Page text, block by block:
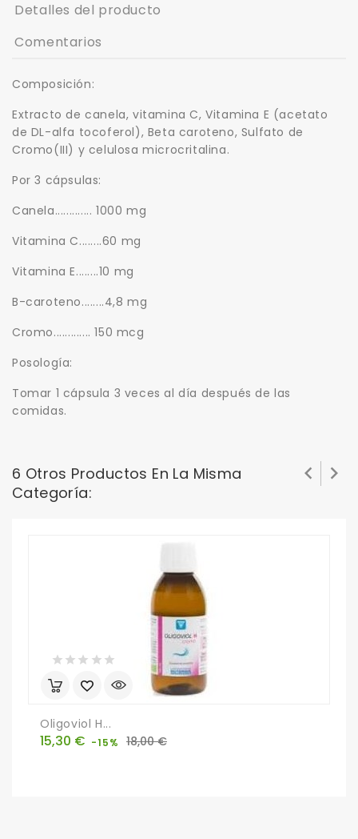
Detalles del producto
Comentarios
Composición:
Extracto de canela, vitamina C, Vitamina E (acetato
de DL-alfa tocoferol), Beta caroteno, Sulfato de
Cromo(III) y celulosa microcritalina.
Por 3 cápsulas:
Canela............. 1000 mg
Vitamina C........60 mg
Vitamina E........10 mg
B-caroteno........4,8 mg
Cromo............. 150 mcg
Posología:
Tomar 1 cápsula 3 veces al día después de las
comidas.
6 Otros Productos En La Misma
Categoría:
Oligoviol H...
Precio
15,30 € -15%
Precio
18,00 €
 